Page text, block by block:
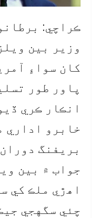
ڪراچي:
وزير بين
کان سواءِ
پاور طور
انڪار ڪري
خابرو اداري
بريفنگ
جواب ۾ بين
اهڙي ملڪ کي
چئي سگهجي